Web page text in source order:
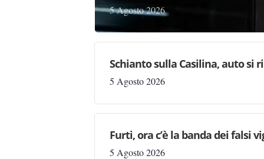
5 Agosto 2026
Schianto sulla Casilina, auto si
5 Agosto 2026
Furti, ora c’è la banda dei falsi
5 Agosto 2026